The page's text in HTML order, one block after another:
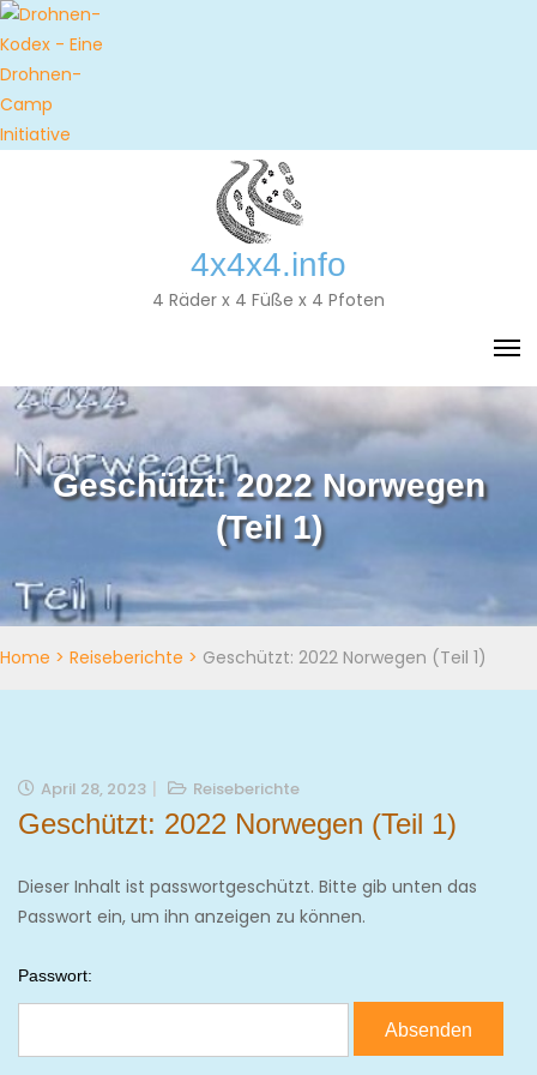
4x4x4.info
4 Räder x 4 Füße x 4 Pfoten
Geschützt: 2022 Norwegen
(Teil 1)
Home > Reiseberichte > Geschützt: 2022 Norwegen (Teil 1)
April 28, 2023 Reiseberichte
Geschützt: 2022 Norwegen (Teil 1)
Dieser Inhalt ist passwortgeschützt. Bitte gib unten das
Passwort ein, um ihn anzeigen zu können.
Passwort: